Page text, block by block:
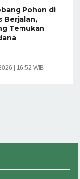
Pohon di
Berjalan,
Temukan
| 16:52 WIB